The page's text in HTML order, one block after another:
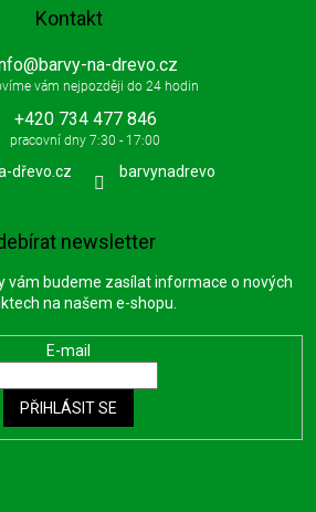
Kontakt
@barvy-na-drevo.cz
+420 734 477 846
dřevo.cz barvynadrevo
newsletter
vám budeme zasílat informace o nových
na našem e-shopu.
E-mail
PŘIHLÁSIT SE